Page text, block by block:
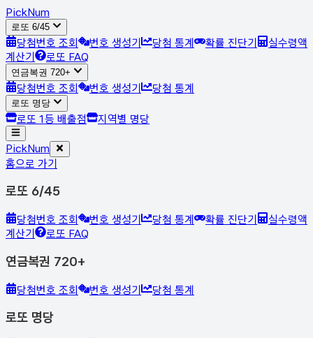
PickNum
로또 6/45
당첨번호 조회 번호 생성기 당첨 통계 확률 진단기
실수령액
계산기
로또 FAQ
연금복권 720+
당첨번호 조회 번호 생성기 당첨 통계
로또 명당
로또 1등 배출점 지역별 명당
PickNum
홈으로 가기
로또 6/45
당첨번호 조회 번호 생성기 당첨 통계 확률 진단기
실수령액
계산기
로또 FAQ
연금복권 720+
당첨번호 조회 번호 생성기 당첨 통계
로또 명당